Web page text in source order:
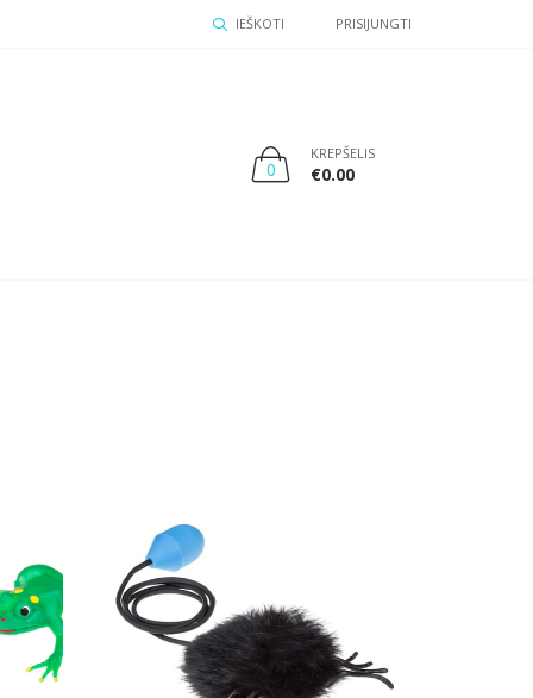
IEŠKOTI PRISIJUNGTI
0
KREPŠELIS
€0.00